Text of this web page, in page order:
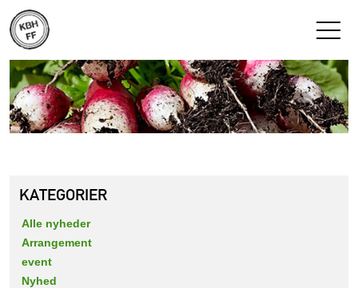
KATEGORIER
Alle nyheder
Arrangement
event
Nyhed